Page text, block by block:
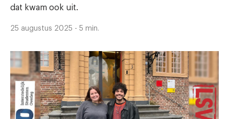
dat kwam ook uit.
25 augustus 2025 - 5 min.